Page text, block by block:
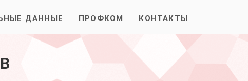
ДАННЫЕ ПРОФКОМ КОНТАКТЫ